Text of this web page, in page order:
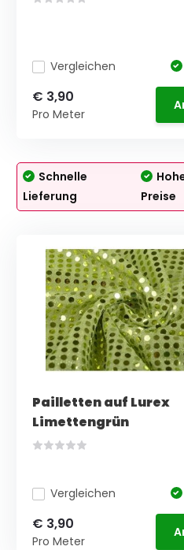
Vergleichen
€ 3,90
Pro Meter
Schnelle
Lieferung
Preise
Pailletten auf Lurex
Limettengrün
Vergleichen
€ 3,90
Pro Meter